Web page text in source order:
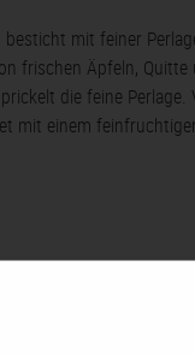
mit feiner
frischen Äpfeln, Quitte
die feine Perlage.
mit einem